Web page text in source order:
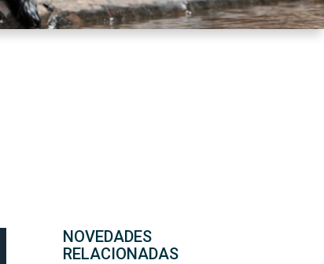
NOVEDADES
RELACIONADAS